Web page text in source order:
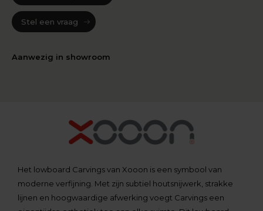
Stel een vraag
Aanwezig in showroom
Het lowboard Carvings van Xooon is een symbool van
moderne verfijning. Met zijn subtiel houtsnijwerk, strakke
lijnen en hoogwaardige afwerking voegt Carvings een